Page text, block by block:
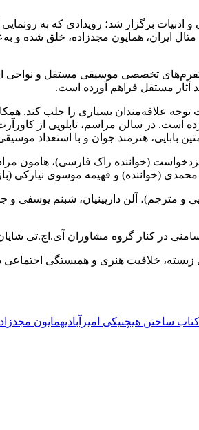
برگزار شد؛ رویدادی که به رونمایی
ایران، همایون مجدزاده، خلق شده و
تخصصی موسیقی مستقل و نواحی
آثار مستقل فراهم آورده است.
توجه علاقه‌مندان بسیاری را جلب کند.
در سالن مراسم، تابلویی از
بابایی، هنرمند جوان و با استعداد
(خواننده راک فارسی)، هامون
(خواننده) و فهیمه موسوی نیارکی
و مترجم)، آلن دارپینیان، شبنم یوسفی
در کنار گروه مشاوران آی.اچ.تی
زیسته، خلاقیت هنری و همبستگی
ساختن هیچنیکی امیرآبادیهمایون